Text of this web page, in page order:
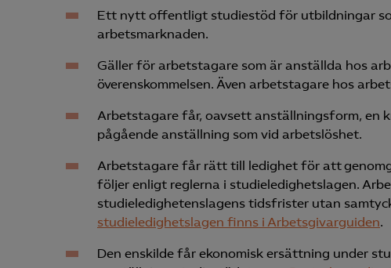
Ett nytt offentligt studiestöd för utbildningar
arbetsmarknaden.
Gäller för arbetstagare som är anställda hos
överenskommelsen. Även arbetstagare hos
Arbetstagare får, oavsett anställningsform, en
pågående anställning som vid arbetslöshet.
Arbetstagare får rätt till ledighet för att
följer enligt reglerna i studieledighetslagen.
studieledighetenslagens tidsfrister utan
studieledighetslagen finns i Arbetsgivarguiden.
Den enskilde får ekonomisk ersättning under